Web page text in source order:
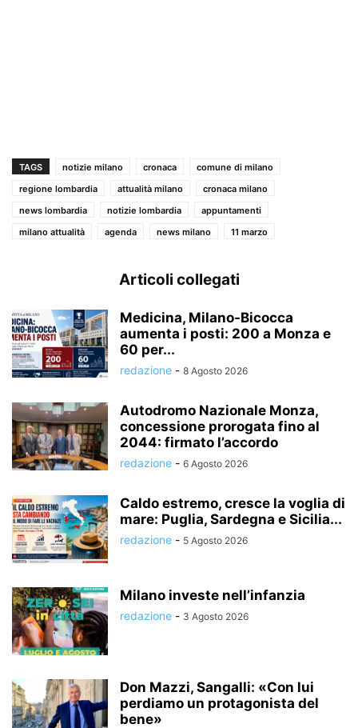
TAGS notizie milano cronaca
comune di milano
regione lombardia
attualità milano
cronaca milano
news lombardia
notizie lombardia
appuntamenti
milano attualità
agenda news milano 11 marzo
Articoli collegati
Medicina, Milano-Bicocca
aumenta i posti: 200 a Monza e
60 per...
redazione - 8 Agosto 2026
Autodromo Nazionale Monza,
concessione prorogata fino al
2044: firmato l’accordo
redazione - 6 Agosto 2026
Caldo estremo, cresce la voglia di
mare: Puglia, Sardegna e Sicilia...
redazione - 5 Agosto 2026
Milano investe nell’infanzia
redazione - 3 Agosto 2026
Don Mazzi, Sangalli: «Con lui
perdiamo un protagonista del
bene»